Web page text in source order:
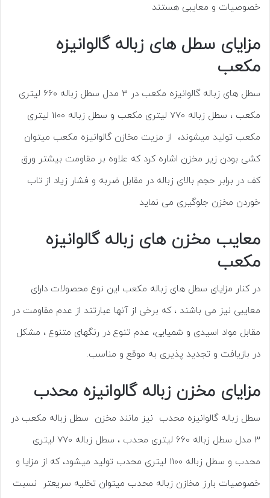
خصوصیات و معایبی هستند
مزایای سطل های زباله گالوانیزه
مکعب
سطل های زباله گالوانیزه مکعب در 3 مدل سطل زباله 660 لیتری
مکعب ، سطل زباله 770 لیتری مکعب و سطل زباله 1100 لیتری
مکعب تولید میشوند، از مزیت مخازن گالوانیزه مکعب میتوان
کشی بودن زیر مخزن اشاره کرد که علاوه بر مقاومت بیشتر ورق
کف در برابر حجم بالای زباله در مقابل ضربه و فشار زیاد از تاب
خوردن مخزن جلوگیری می نماید
معایب مخزن های زباله گالوانیزه
مکعب
در کنار مزایای سطل های زباله مکعب این نوع محصولات دارای
معایبی نیز می باشند ، که برخی از آنها عبارتند از عدم مقاومت در
مقابل مواد اسیدی و شمیایی، عدم تنوع در رنگهای متنوع ، مشکل
در بازیافت و تجدید پذیری به موقع و مناسب.
مزایای مخزن زباله گالوانیزه محدب
سطل زباله گالوانیزه محدب نیز مانند مخزن سطل زباله مکعب در
3 مدل سطل زباله 660 لیتری محدب ، سطل زباله 770 لیتری
محدب و سطل زباله 1100 لیتری محدب تولید میشود، که از مزایا و
خصوصیات بارز مخازن زباله محدب میتوان تخلیه سریعتر نسبت